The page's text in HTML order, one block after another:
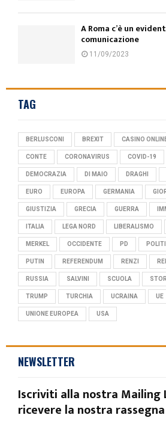
A Roma c’è un
comunicazione
11/09/2023
TAG
BERLUSCONI BREXIT CASINO
CONTE CORONAVIRUS COVID-19
DEMOCRAZIA DI MAIO DRAGHI
EURO EUROPA GERMANIA
GIUSTIZIA GRECIA GUERRA
ITALIA LEGA NORD LIBERALISMO
MERKEL OCCIDENTE PD
PUTIN REFERENDUM RENZI
RUSSIA SALVINI SCUOLA
TRUMP TURCHIA UCRAINA UE
UNIONE EUROPEA USA
NEWSLETTER
Iscriviti alla nostra Mailing
ricevere la nostra